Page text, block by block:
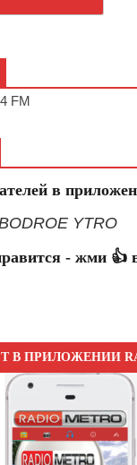
FM
в
YTRO
- жми 👍
В ПРИЛОЖЕНИИ